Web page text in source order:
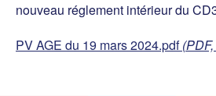
nouveau réglement intérieur du
PV AGE du 19 mars 2024.pdf